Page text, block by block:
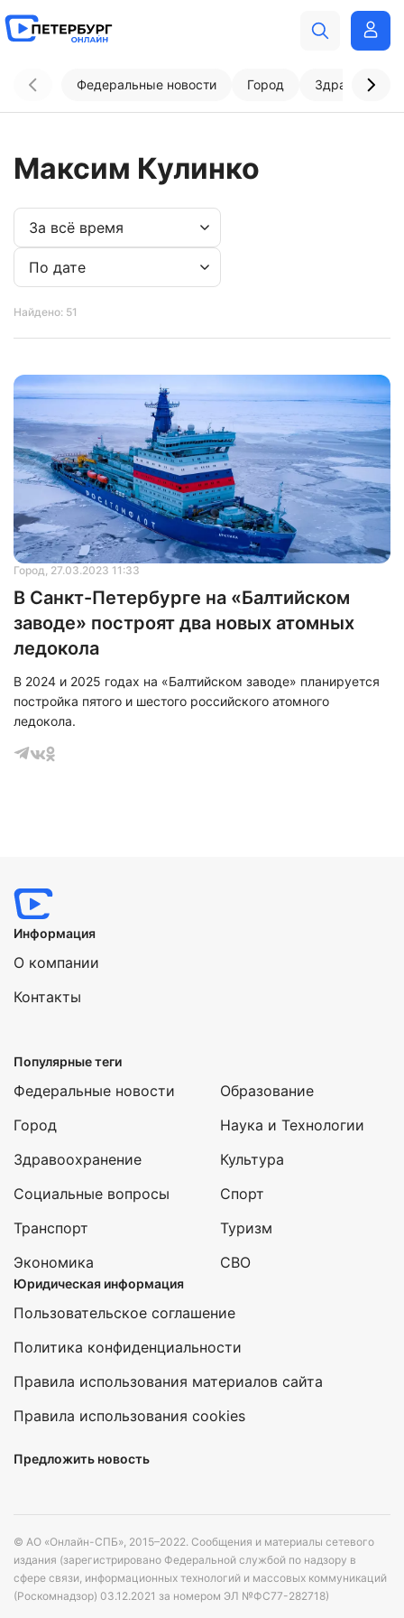
Федеральные новости Город
Максим Кулинко
Найдено: 51
Город, 27.03.2023 11:33
В Санкт-Петербурге на «Балтийском
заводе» построят два новых атомных
ледокола
В 2024 и 2025 годах на «Балтийском заводе» планируется
постройка пятого и шестого российского атомного
ледокола.
Информация
О компании
Контакты
Популярные теги
Федеральные новости
Город
Здравоохранение
Социальные вопросы
Транспорт
Экономика
Образование
Наука и Технологии
Культура
Спорт
Туризм
СВО
Юридическая информация
Пользовательское соглашение
Политика конфиденциальности
Правила использования материалов сайта
Правила использования cookies
Предложить новость
© АО «Онлайн-СПБ», 2015–2022. Сообщения и материалы сетевого
издания (зарегистрировано Федеральной службой по надзору в
сфере связи, информационных технологий и массовых коммуникаций
(Роскомнадзор) 03.12.2021 за номером ЭЛ №ФС77-282718)